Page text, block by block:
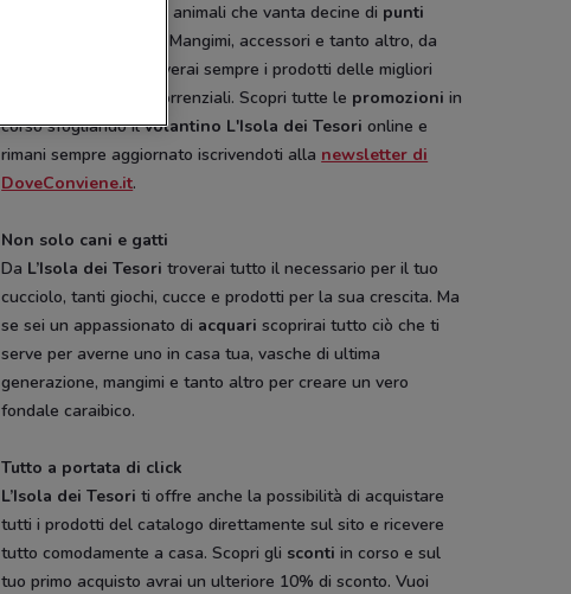
vendita di prodotti per animali che vanta decine di punti
in tutta Italia. Mangimi, accessori e tanto altro, da
troverai sempre i prodotti delle migliori
marche a prezzi concorrenziali. Scopri tutte le promozioni in
corso sfogliando ilvolantino L'Isola dei Tesorionline e
rimani sempre aggiornato iscrivendoti alla newsletter di
DoveConviene.it.
Non solo cani e gatti
Da L’Isola dei Tesoritroverai tutto il necessario per il tuo
cucciolo, tanti giochi, cucce e prodotti per la sua crescita. Ma
se sei un appassionato di acquari scoprirai tutto ciò che ti
serve per averne uno in casa tua, vasche di ultima
generazione, mangimi e tanto altro per creare un vero
fondale caraibico.
Tutto a portata di click
L’Isola dei Tesori ti offre anche la possibilità di acquistare
tutti i prodotti del catalogo direttamente sul sito e ricevere
tutto comodamente a casa. Scopri gli sconti in corso e sul
tuo primo acquisto avrai un ulteriore 10% di sconto. Vuoi